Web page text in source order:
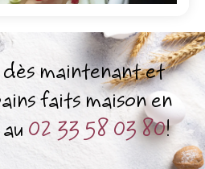
maintenant et
faits maison en
02 33 58 03 80!